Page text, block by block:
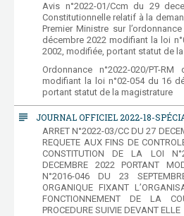
Avis n°2022-01/Ccm du 29
Constitutionnelle relatif à la
Premier Ministre sur
décembre 2022 modifiant la loi
2002, modifiée, portant statut de
Ordonnance n°2022-020/PT-
modifiant la loi n°02-054 du 16
portant statut de la magistrature
subject JOURNAL OFFICIEL 2022-18-
ARRET N°2022-03/CC DU 27
REQUETE AUX FINS DE
CONSTITUTION DE LA LOI
DECEMBRE 2022 PORTANT
N°2016-046 DU 23
ORGANIQUE FIXANT
FONCTIONNEMENT DE LA
PROCEDURE SUIVIE DEVANT ELLE